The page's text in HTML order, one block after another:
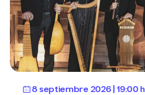
8 septiembre 2026 | 19:00 h